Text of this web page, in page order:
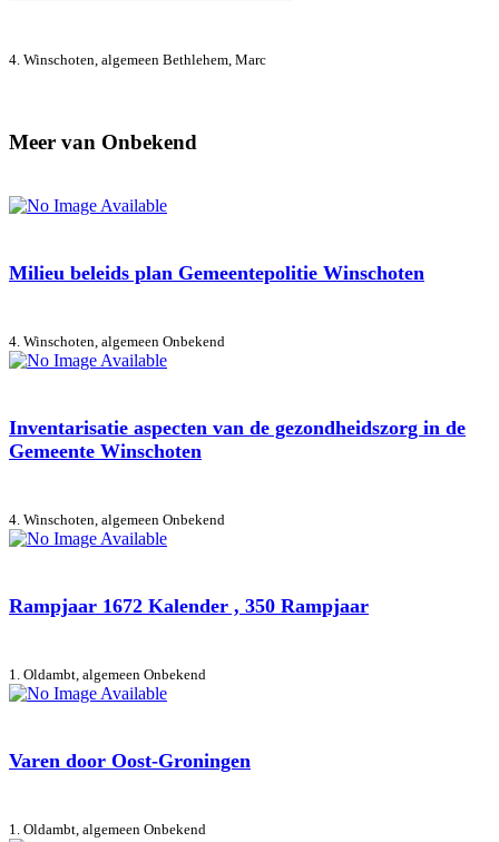
4. Winschoten, algemeen Bethlehem, Marc
Meer van Onbekend
Milieu beleids plan Gemeentepolitie Winschoten
4. Winschoten, algemeen Onbekend
Inventarisatie aspecten van de gezondheidszorg in de
Gemeente Winschoten
4. Winschoten, algemeen Onbekend
Rampjaar 1672 Kalender , 350 Rampjaar
1. Oldambt, algemeen Onbekend
Varen door Oost-Groningen
1. Oldambt, algemeen Onbekend